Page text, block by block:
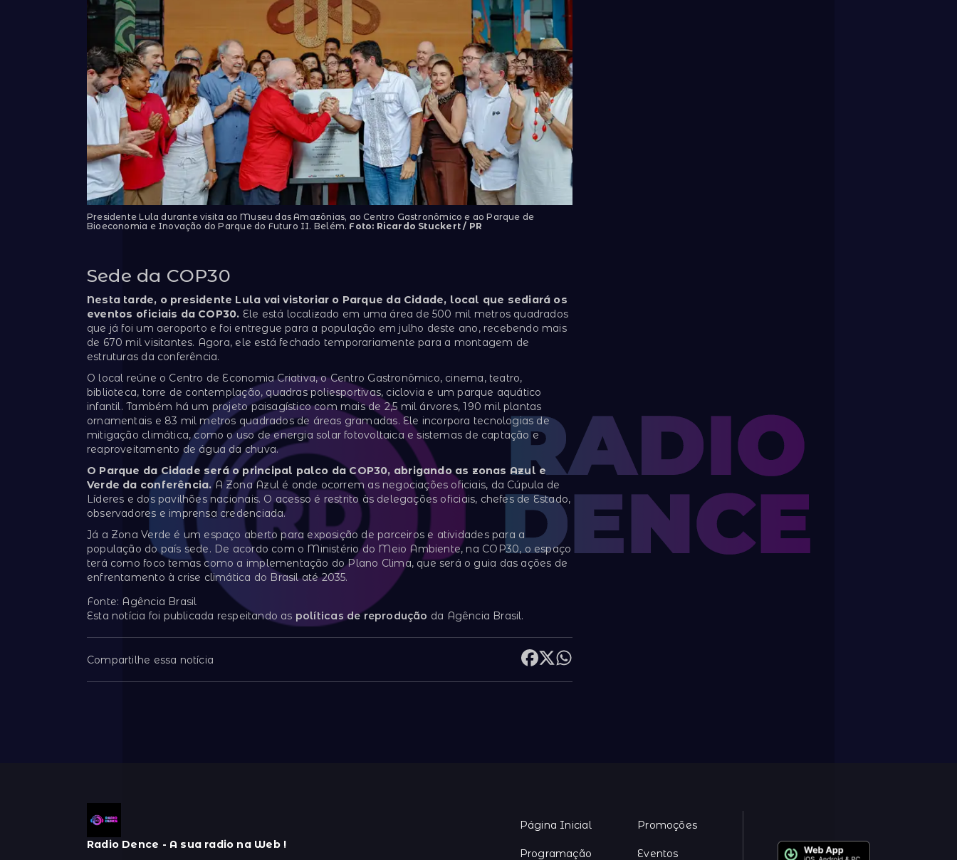
Presidente Lula durante visita ao Museu das Amazônias, ao Centro Gastronômico e ao Parque de
Bioeconomia e Inovação do Parque do Futuro II. Belém. Foto: Ricardo Stuckert / PR
Sede da COP30
Nesta tarde, o presidente Lula vai vistoriar o Parque da Cidade, local que sediará os
eventos oficiais da COP30. Ele está localizado em uma área de 500 mil metros quadrados
que já foi um aeroporto e foi entregue para a população em julho deste ano, recebendo mais
de 670 mil visitantes. Agora, ele está fechado temporariamente para a montagem de
estruturas da conferência.
O local reúne o Centro de Economia Criativa, o Centro Gastronômico, cinema, teatro,
biblioteca, torre de contemplação, quadras poliesportivas, ciclovia e um parque aquático
infantil. Também há um projeto paisagístico com mais de 2,5 mil árvores, 190 mil plantas
ornamentais e 83 mil metros quadrados de áreas gramadas. Ele incorpora tecnologias de
mitigação climática, como o uso de energia solar fotovoltaica e sistemas de captação e
reaproveitamento de água da chuva.
O Parque da Cidade será o principal palco da COP30, abrigando as zonas Azul e
Verde da conferência.A Zona Azul é onde ocorrem as negociações oficiais, da Cúpula de
Líderes e dos pavilhões nacionais. O acesso é restrito às delegações oficiais, chefes de Estado,
observadores e imprensa credenciada.
Já a Zona Verde é um espaço aberto para exposição de parceiros e atividades para a
população do país sede. De acordo com o Ministério do Meio Ambiente, na COP30, o espaço
terá como foco temas como a implementação do Plano Clima, que será o guia das ações de
enfrentamento à crise climática do Brasil até 2035.
Fonte: Agência Brasil
Esta notícia foi publicada respeitando as políticas de reprodução da Agência Brasil.
Compartilhe essa notícia
Radio Dence - A sua radio na Web !
Página Inicial
Programação
Promoções
Eventos